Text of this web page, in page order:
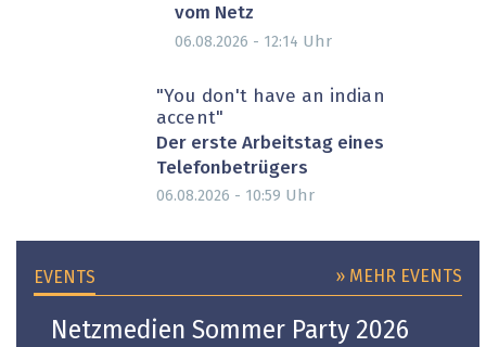
vom Netz
06.08.2026 - 12:14 Uhr
"You don't have an indian
accent"
Der erste Arbeitstag eines
Telefonbetrügers
06.08.2026 - 10:59 Uhr
EVENTS » MEHR EVENTS
Netzmedien Sommer Party 2026